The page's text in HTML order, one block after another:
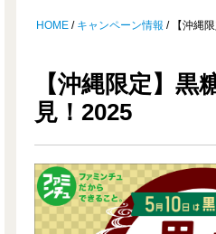
HOME / キャンペーン情報 / 【沖縄
【沖縄限定】
見！2025